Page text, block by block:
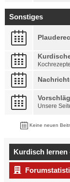
Sonstiges
Unsere
Keine neuen
Kurdisch lernen